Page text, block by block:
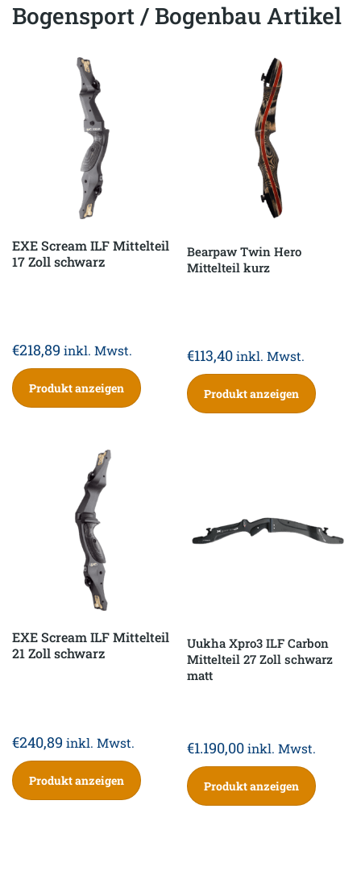
Bogensport / Bogenbau Artikel
EXE Scream ILF Mittelteil
17 Zoll schwarz
€218,89 inkl. Mwst.
Produkt anzeigen
Bearpaw Twin Hero
Mittelteil kurz
€113,40 inkl. Mwst.
Produkt anzeigen
EXE Scream ILF Mittelteil
21 Zoll schwarz
€240,89 inkl. Mwst.
Produkt anzeigen
Uukha Xpro3 ILF Carbon
Mittelteil 27 Zoll schwarz
matt
€1.190,00 inkl. Mwst.
Produkt anzeigen